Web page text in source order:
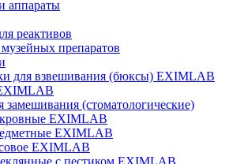
аппараты
реактивов
препаратов
для взвешивания (бюксы) EXIMLAB
замешивания (стоматологические)
EXIMLAB
EXIMLAB
EXIMLAB
с пестиком EXIMLAB